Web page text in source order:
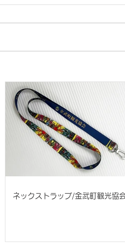
ネックストラップ/金武町観光協会